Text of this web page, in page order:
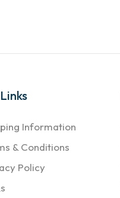
Information
& Conditions
Policy